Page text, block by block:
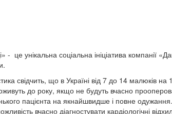
- це унікальна соціальна ініціатива компанії
свідчить, що в Україні від 7 до 14 малюків
до року, якщо не будуть вчасно
пацієнта на якнайшвидше і повне
вчасно діагностувати кардіологічні